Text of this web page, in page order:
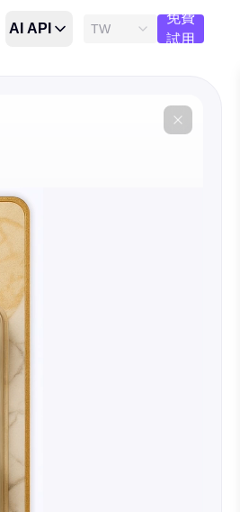
AI API TW
免費
試用